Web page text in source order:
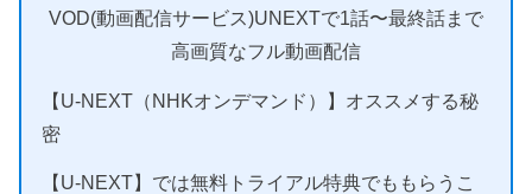
VOD(動画配信サービス)UNEXTで1話〜最終話まで
高画質なフル動画配信
【U-NEXT（NHKオンデマンド）】オススメする秘
密
【U-NEXT】では無料トライアル特典でももらうこ